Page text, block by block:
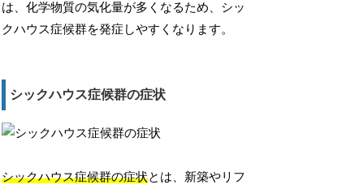
は、化学物質の気化量が多くなるため、シッ
クハウス症候群を発症しやすくなります。
シックハウス症候群の症状
シックハウス症候群の症状とは、新築やリフ